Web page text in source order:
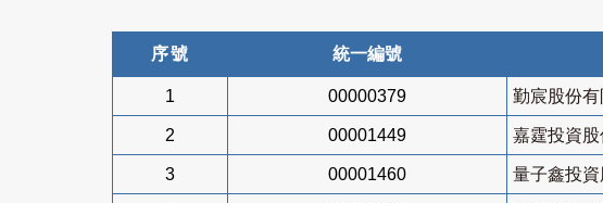
序號 統一編號
1 00000379 勤宸股份有
2 00001449 嘉霆投資股
3 00001460 量子鑫投資